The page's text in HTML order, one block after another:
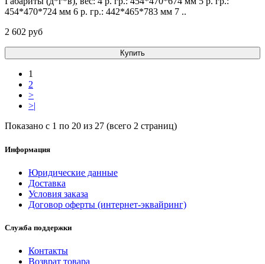
454*470*724 мм 6 р. гр.: 442*465*783 мм 7 ..
2 602 pуб
Купить
1
2
>
>|
Показано с 1 по 20 из 27 (всего 2 страниц)
Информация
Юридические данные
Доставка
Условия заказа
Договор оферты (интернет-эквайринг)
Служба поддержки
Контакты
Возврат товара